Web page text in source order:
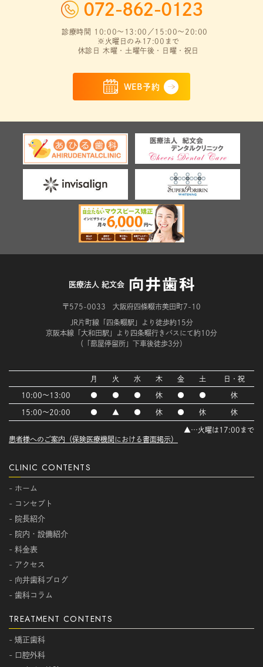
072-862-0123
診療時間 10:00～13:00／15:00～20:00
※火曜日のみ17:00まで
休診日 木曜・土曜午後・日曜・祝日
WEB予約
医療法人 紀文会
〒575-0033 大阪府四條畷市美田町7-10
JR片町線「四条畷駅」より徒歩約15分
京阪本線「大和田駅」より四条畷行きバスにて約10分
（「蔀屋停留所」下車後徒歩3分）
月 火 水 木 金 土 日・祝
10:00～13:00 ● ● ● 休 ● ● 休
15:00～20:00 ● ▲ ● 休 ● 休 休
▲…火曜は17:00まで
患者様へのご案内（保険医療機関における書面掲示）
CLINIC CONTENTS
- ホーム
- コンセプト
- 院長紹介
- 院内・設備紹介
- 料金表
- アクセス
- 向井歯科ブログ
- 歯科コラム
TREATMENT CONTENTS
- 矯正歯科
- 口腔外科